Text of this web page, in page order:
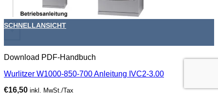
+
SCHNELLANSICHT
Download PDF-Handbuch
Wurlitzer W1000-850-700 Anleitung IVC2-3.00
€16,50 inkl. MwSt./Tax